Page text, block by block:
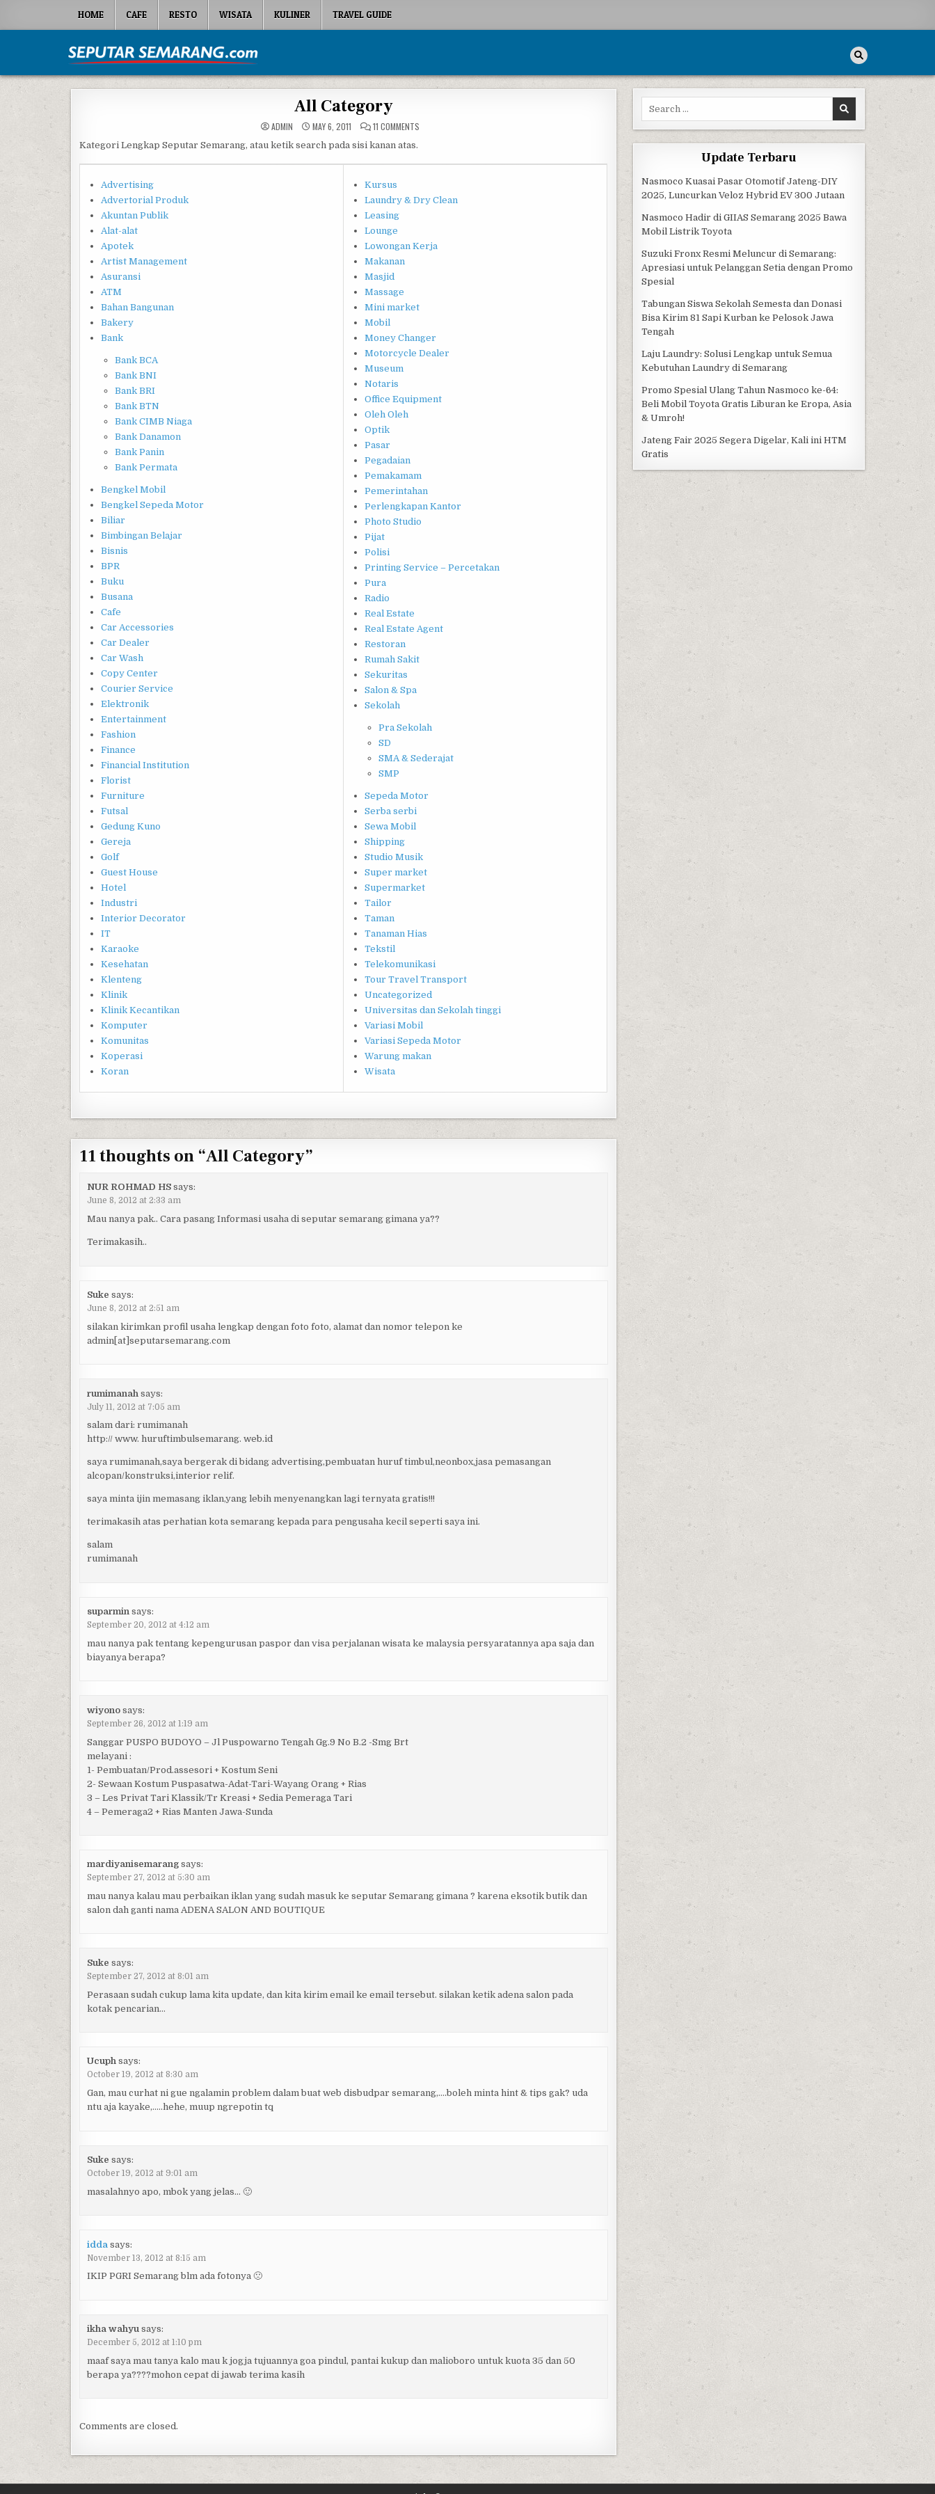
HOME CAFE RESTO WISATA KULINER TRAVEL GUIDE
Seputar Semarang
All Category
ADMIN MAY 6, 2011 11 COMMENTSON ALL CATEGORY
Kategori Lengkap Seputar Semarang, atau ketik search pada sisi kanan atas.
Advertising
Advertorial Produk
Akuntan Publik
Alat-alat
Apotek
Artist Management
Asuransi
ATM
Bahan Bangunan
Bakery
Bank
Bank BCA
Bank BNI
Bank BRI
Bank BTN
Bank CIMB Niaga
Bank Danamon
Bank Panin
Bank Permata
Bengkel Mobil
Bengkel Sepeda Motor
Biliar
Bimbingan Belajar
Bisnis
BPR
Buku
Busana
Cafe
Car Accessories
Car Dealer
Car Wash
Copy Center
Courier Service
Elektronik
Entertainment
Fashion
Finance
Financial Institution
Florist
Furniture
Futsal
Gedung Kuno
Gereja
Golf
Guest House
Hotel
Industri
Interior Decorator
IT
Karaoke
Kesehatan
Klenteng
Klinik
Klinik Kecantikan
Komputer
Komunitas
Koperasi
Koran
Kursus
Laundry & Dry Clean
Leasing
Lounge
Lowongan Kerja
Makanan
Masjid
Massage
Mini market
Mobil
Money Changer
Motorcycle Dealer
Museum
Notaris
Office Equipment
Oleh Oleh
Optik
Pasar
Pegadaian
Pemakamam
Pemerintahan
Perlengkapan Kantor
Photo Studio
Pijat
Polisi
Printing Service – Percetakan
Pura
Radio
Real Estate
Real Estate Agent
Restoran
Rumah Sakit
Sekuritas
Salon & Spa
Sekolah
Pra Sekolah
SD
SMA & Sederajat
SMP
Sepeda Motor
Serba serbi
Sewa Mobil
Shipping
Studio Musik
Super market
Supermarket
Tailor
Taman
Tanaman Hias
Tekstil
Telekomunikasi
Tour Travel Transport
Uncategorized
Universitas dan Sekolah tinggi
Variasi Mobil
Variasi Sepeda Motor
Warung makan
Wisata
11 thoughts on “All Category”
NUR ROHMAD HS says:
June 8, 2012 at 2:33 am
Mau nanya pak.. Cara pasang Informasi usaha di seputar semarang gimana ya??
Terimakasih..
Suke says:
June 8, 2012 at 2:51 am
silakan kirimkan profil usaha lengkap dengan foto foto, alamat dan nomor telepon ke
admin[at]seputarsemarang.com
rumimanah says:
July 11, 2012 at 7:05 am
salam dari: rumimanah
http:// www. huruftimbulsemarang. web.id
saya rumimanah,saya bergerak di bidang advertising,pembuatan huruf timbul,neonbox,jasa pemasangan
alcopan/konstruksi,interior relif.
saya minta ijin memasang iklan,yang lebih menyenangkan lagi ternyata gratis!!!
terimakasih atas perhatian kota semarang kepada para pengusaha kecil seperti saya ini.
salam
rumimanah
suparmin says:
September 20, 2012 at 4:12 am
mau nanya pak tentang kepengurusan paspor dan visa perjalanan wisata ke malaysia persyaratannya apa saja dan
biayanya berapa?
wiyono says:
September 26, 2012 at 1:19 am
Sanggar PUSPO BUDOYO – Jl Puspowarno Tengah Gg.9 No B.2 -Smg Brt
melayani :
1- Pembuatan/Prod.assesori + Kostum Seni
2- Sewaan Kostum Puspasatwa-Adat-Tari-Wayang Orang + Rias
3 – Les Privat Tari Klassik/Tr Kreasi + Sedia Pemeraga Tari
4 – Pemeraga2 + Rias Manten Jawa-Sunda
mardiyanisemarang says:
September 27, 2012 at 5:30 am
mau nanya kalau mau perbaikan iklan yang sudah masuk ke seputar Semarang gimana ? karena eksotik butik dan
salon dah ganti nama ADENA SALON AND BOUTIQUE
Suke says:
September 27, 2012 at 8:01 am
Perasaan sudah cukup lama kita update, dan kita kirim email ke email tersebut. silakan ketik adena salon pada
kotak pencarian…
Ucuph says:
October 19, 2012 at 8:30 am
Gan, mau curhat ni gue ngalamin problem dalam buat web disbudpar semarang,….boleh minta hint & tips gak? uda
ntu aja kayake,…..hehe, muup ngrepotin tq
Suke says:
October 19, 2012 at 9:01 am
masalahnyo apo, mbok yang jelas… 🙂
idda says:
November 13, 2012 at 8:15 am
IKIP PGRI Semarang blm ada fotonya 🙁
ikha wahyu says:
December 5, 2012 at 1:10 pm
maaf saya mau tanya kalo mau k jogja tujuannya goa pindul, pantai kukup dan malioboro untuk kuota 35 dan 50
berapa ya????mohon cepat di jawab terima kasih
Comments are closed.
Search for:
Update Terbaru
Nasmoco Kuasai Pasar Otomotif Jateng-DIY
2025, Luncurkan Veloz Hybrid EV 300 Jutaan
Nasmoco Hadir di GIIAS Semarang 2025 Bawa
Mobil Listrik Toyota
Suzuki Fronx Resmi Meluncur di Semarang:
Apresiasi untuk Pelanggan Setia dengan Promo
Spesial
Tabungan Siswa Sekolah Semesta dan Donasi
Bisa Kirim 81 Sapi Kurban ke Pelosok Jawa
Tengah
Laju Laundry: Solusi Lengkap untuk Semua
Kebutuhan Laundry di Semarang
Promo Spesial Ulang Tahun Nasmoco ke-64:
Beli Mobil Toyota Gratis Liburan ke Eropa, Asia
& Umroh!
Jateng Fair 2025 Segera Digelar, Kali ini HTM
Gratis